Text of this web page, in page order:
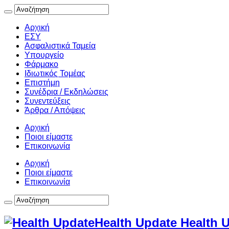
Αρχική
ΕΣΥ
Ασφαλιστικά Ταμεία
Υπουργείο
Φάρμακο
Ιδιωτικός Τομέας
Επιστήμη
Συνέδρια / Εκδηλώσεις
Συνεντεύξεις
Άρθρα / Απόψεις
Αρχική
Ποιοι είμαστε
Επικοινωνία
Αρχική
Ποιοι είμαστε
Επικοινωνία
Health Update Health